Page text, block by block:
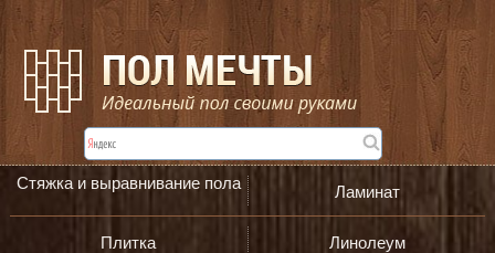
Стяжка и выравнивание пола Ламинат
Плитка Линолеум